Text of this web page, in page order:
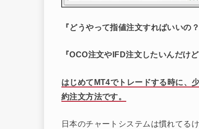
『どうやって指値注文すればいいの？
『OCO注文やIFD注文したいんだけど
はじめてMT4でトレードする時に、
約注文方法です。
日本のチャートシステムは慣れてる